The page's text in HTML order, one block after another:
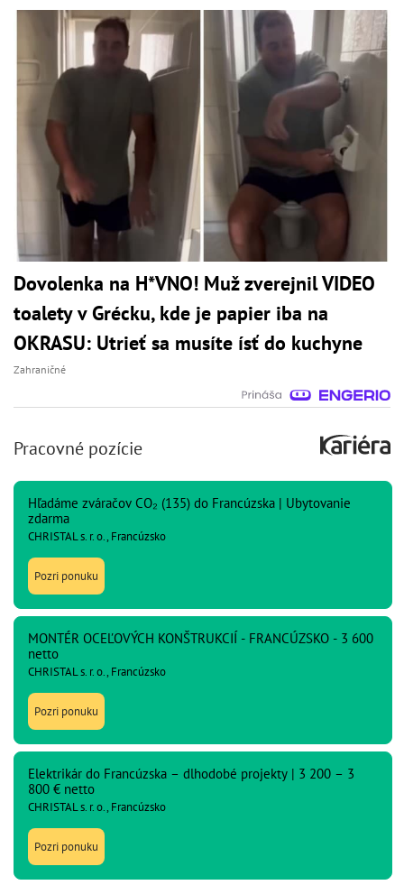
Dovolenka na H*VNO! Muž zverejnil VIDEO
toalety v Grécku, kde je papier iba na
OKRASU: Utrieť sa musíte ísť do kuchyne
Zahraničné
Pracovné pozície
Hľadáme zváračov CO₂ (135) do Francúzska | Ubytovanie
zdarma
CHRISTAL s. r. o., Francúzsko
Pozri ponuku
MONTÉR OCEĽOVÝCH KONŠTRUKCIÍ - FRANCÚZSKO - 3 600
netto
CHRISTAL s. r. o., Francúzsko
Pozri ponuku
Elektrikár do Francúzska – dlhodobé projekty | 3 200 – 3
800 € netto
CHRISTAL s. r. o., Francúzsko
Pozri ponuku